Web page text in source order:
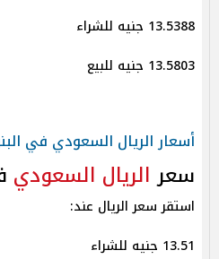
13.5388 جنيه للشراء
13.5803 جنيه للبيع
أسعار الريال السعودي في
سعرالريال السعودي
استقر سعر الريال عند:
13.51 جنيه للشراء